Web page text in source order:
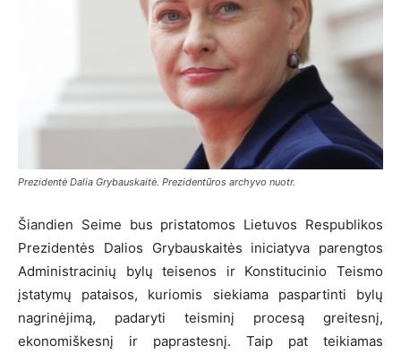
Prezidentė Dalia Grybauskaitė. Prezidentūros archyvo nuotr.
Šiandien Seime bus pristatomos Lietuvos Respublikos
Prezidentės Dalios Grybauskaitės iniciatyva parengtos
Administracinių bylų teisenos ir Konstitucinio Teismo
įstatymų pataisos, kuriomis siekiama paspartinti bylų
nagrinėjimą, padaryti teisminį procesą greitesnį,
ekonomiškesnį ir paprastesnį. Taip pat teikiamas